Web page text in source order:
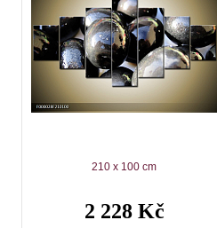
210 x 100 cm
2 228 Kč